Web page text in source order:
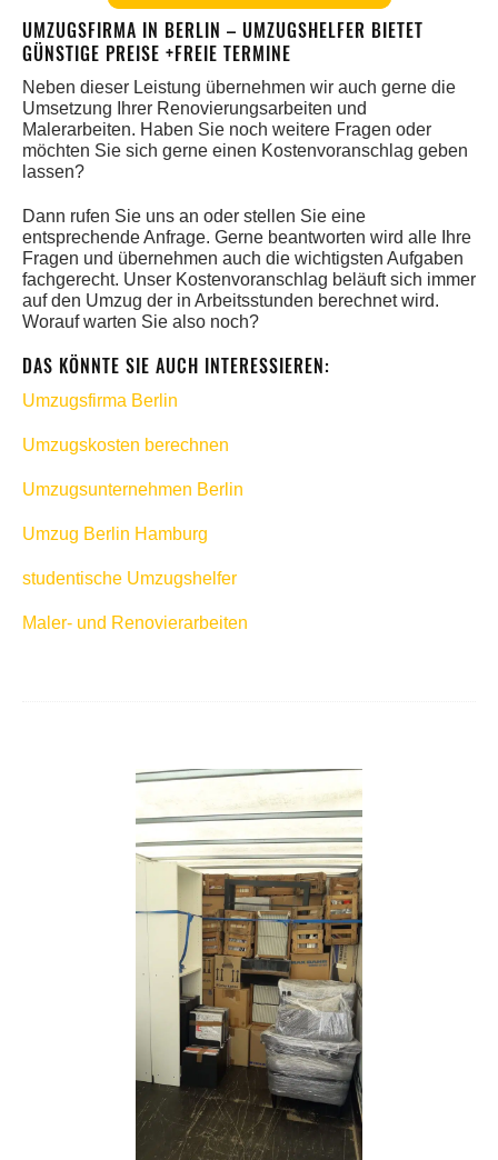
UMZUGSFIRMA IN BERLIN – UMZUGSHELFER BIETET
GÜNSTIGE PREISE +FREIE TERMINE
Neben dieser Leistung übernehmen wir auch gerne die
Umsetzung Ihrer Renovierungsarbeiten und
Malerarbeiten. Haben Sie noch weitere Fragen oder
möchten Sie sich gerne einen Kostenvoranschlag geben
lassen?
Dann rufen Sie uns an oder stellen Sie eine
entsprechende Anfrage. Gerne beantworten wird alle Ihre
Fragen und übernehmen auch die wichtigsten Aufgaben
fachgerecht. Unser Kostenvoranschlag beläuft sich immer
auf den Umzug der in Arbeitsstunden berechnet wird.
Worauf warten Sie also noch?
DAS KÖNNTE SIE AUCH INTERESSIEREN:
Umzugsfirma Berlin
Umzugskosten berechnen
Umzugsunternehmen Berlin
Umzug Berlin Hamburg
studentische Umzugshelfer
Maler- und Renovierarbeiten